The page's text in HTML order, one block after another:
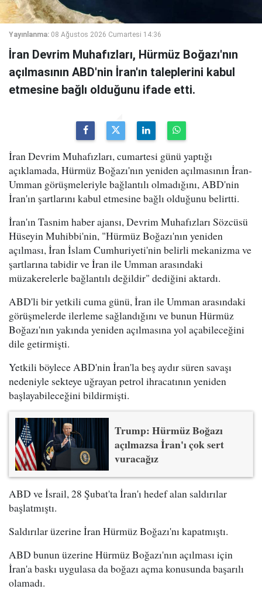
Yayınlanma: 08 Ağustos 2026 Cumartesi 14:36
İran Devrim Muhafızları, Hürmüz Boğazı'nın
açılmasının ABD'nin İran'ın taleplerini kabul
etmesine bağlı olduğunu ifade etti.
İran Devrim Muhafızları, cumartesi günü yaptığı
açıklamada, Hürmüz Boğazı'nın yeniden açılmasının İran-
Umman görüşmeleriyle bağlantılı olmadığını, ABD'nin
İran'ın şartlarını kabul etmesine bağlı olduğunu belirtti.
İran'ın Tasnim haber ajansı, Devrim Muhafızları Sözcüsü
Hüseyin Muhibbi'nin, "Hürmüz Boğazı'nın yeniden
açılması, İran İslam Cumhuriyeti'nin belirli mekanizma ve
şartlarına tabidir ve İran ile Umman arasındaki
müzakerelerle bağlantılı değildir" dediğini aktardı.
ABD'li bir yetkili cuma günü, İran ile Umman arasındaki
görüşmelerde ilerleme sağlandığını ve bunun Hürmüz
Boğazı'nın yakında yeniden açılmasına yol açabileceğini
dile getirmişti.
Yetkili böylece ABD'nin İran'la beş aydır süren savaşı
nedeniyle sekteye uğrayan petrol ihracatının yeniden
başlayabileceğini bildirmişti.
Trump: Hürmüz Boğazı
açılmazsa İran'ı çok sert
vuracağız
ABD ve İsrail, 28 Şubat'ta İran'ı hedef alan saldırılar
başlatmıştı.
Saldırılar üzerine İran Hürmüz Boğazı'nı kapatmıştı.
ABD bunun üzerine Hürmüz Boğazı'nın açılması için
İran'a baskı uygulasa da boğazı açma konusunda başarılı
olamadı.